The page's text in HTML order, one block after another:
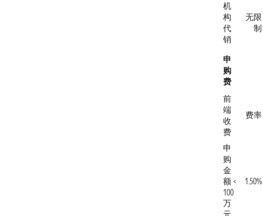
机
构
代
销
无限
制
申
购
费
前
端
收
费
费率
申
购
金
额 <
100
万
1.50%